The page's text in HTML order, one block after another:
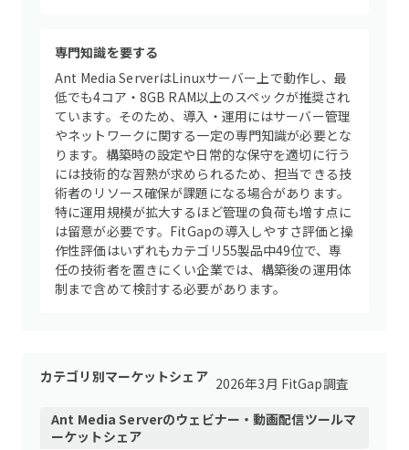
専門知識を要する
Ant Media ServerはLinuxサーバー上で動作し、最
低でも4コア・8GB RAM以上のスペックが推奨され
ています。そのため、導入・運用にはサーバー管理
やネットワークに関する一定の専門知識が必要とな
ります。構築時の設定や日常的な保守を適切に行う
には技術的な習熟が求められるため、担当できる技
術者のリソース確保が課題になる場合があります。
特に運用規模が拡大するほど管理の負荷も増す点に
は留意が必要です。FitGapの導入しやすさ評価と操
作性評価はいずれもカテゴリ55製品中49位で、専
任の技術者を置きにくい企業では、構築後の運用体
制まで含めて検討する必要があります。
カテゴリ別マーケットシェア 2026年3月 FitGap調査
Ant Media Serverのウェビナー・動画配信ツールマ
ーケットシェア